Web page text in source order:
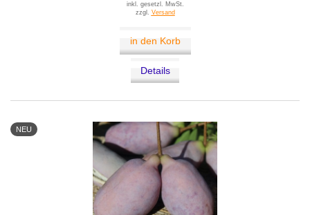
inkl. gesetzl. MwSt.
zzgl. Versand
in den Korb
Details
NEU